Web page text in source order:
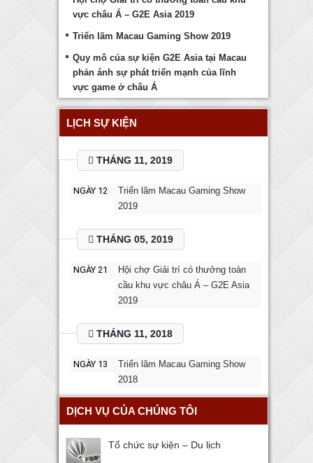
vực châu Á – G2E Asia 2019
Triển lãm Macau Gaming Show 2019
Quy mô của sự kiện G2E Asia tại Macau
phản ánh sự phát triển mạnh của lĩnh
vực game ở châu Á
LỊCH SỰ KIỆN
THÁNG 11, 2019
NGÀY 12
Triển lãm Macau Gaming Show
2019
THÁNG 05, 2019
NGÀY 21
Hội chợ Giải trí có thưởng toàn
cầu khu vực châu Á – G2E Asia
2019
THÁNG 11, 2018
NGÀY 13
Triển lãm Macau Gaming Show
2018
DỊCH VỤ CỦA CHÚNG TÔI
Tổ chức sự kiện – Du lịch